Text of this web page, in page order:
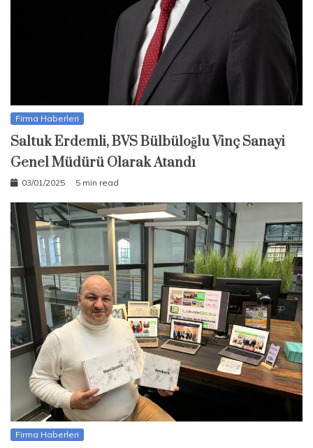
Firma Haberleri
Saltuk Erdemli, BVS Bülbüloğlu Vinç Sanayi
Genel Müdürü Olarak Atandı
03/01/2025 5 min read
Firma Haberleri